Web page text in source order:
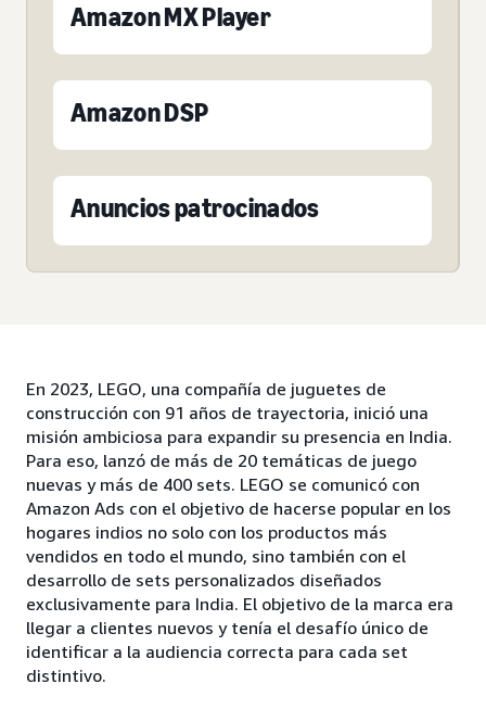
Amazon MX Player
Amazon DSP
Anuncios patrocinados
En 2023, LEGO, una compañía de juguetes de
construcción con 91 años de trayectoria, inició una
misión ambiciosa para expandir su presencia en India.
Para eso, lanzó de más de 20 temáticas de juego
nuevas y más de 400 sets. LEGO se comunicó con
Amazon Ads con el objetivo de hacerse popular en los
hogares indios no solo con los productos más
vendidos en todo el mundo, sino también con el
desarrollo de sets personalizados diseñados
exclusivamente para India. El objetivo de la marca era
llegar a clientes nuevos y tenía el desafío único de
identificar a la audiencia correcta para cada set
distintivo.